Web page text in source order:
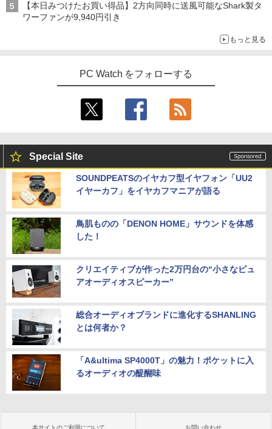
【本日みつけたお買い得品】2方向同時に送風可能なShark製タ
ワーファンが9,940円引き
もっと見る
PC Watch をフォローする
Special Site
SOUNDPEATSのイヤカフ型イヤフォン「UU2
イヤーカフ」をイヤカフマニアが語る
鳥肌ものの「DENON HOME」サウンドを体感
した！
クリエイティブが作った2万円台の“小さなピュ
アオーディオスピーカー”
総合オーディオブランドに進化するSHANLING
とは何者か？
「A&ultima SP4000T」の魅力！ポケットに入
るオーディオの醍醐味